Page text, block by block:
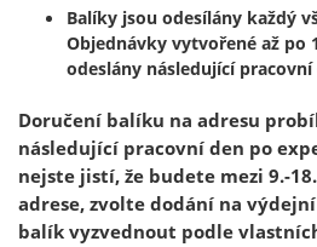
Balíky jsou odesílány každý
Objednávky vytvořené až po
odeslány následující pracovní
Doručení balíku na adresu
následující pracovní den po
nejste jistí, že budete mezi 9.-
adrese, zvolte dodání na
balík vyzvednout podle